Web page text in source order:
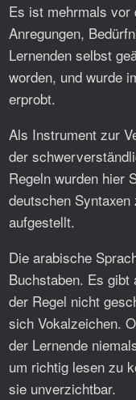
Es ist mehrmals vor
Anregungen,
Lernenden selbst
worden, und wurde
erprobt.
Als Instrument zur
der
Regeln wurden hier
deutschen
aufgestellt.
Die arabische
Buchstaben. Es gibt
der Regel nicht
sich Vokalzeichen.
der Lernende
um richtig lesen zu
sie unverzichtbar.